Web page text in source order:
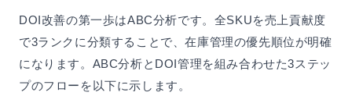
DOI改善の第一歩はABC分析です。全SKUを売上貢献度
で3ランクに分類することで、在庫管理の優先順位が明確
になります。ABC分析とDOI管理を組み合わせた3ステッ
プのフローを以下に示します。